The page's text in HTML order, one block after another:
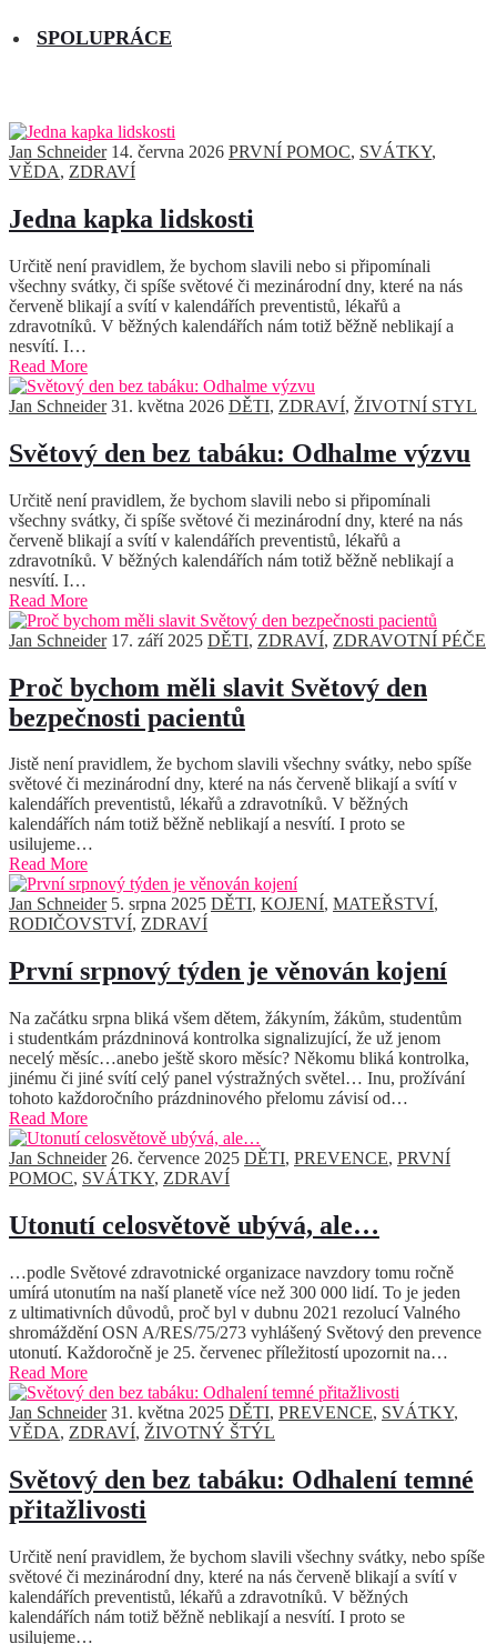
SPOLUPRÁCE
Jan Schneider 14. června 2026 PRVNÍ POMOC, SVÁTKY,
VĚDA, ZDRAVÍ
Jedna kapka lidskosti
Určitě není pravidlem, že bychom slavili nebo si připomínali
všechny svátky, či spíše světové či mezinárodní dny, které na nás
červeně blikají a svítí v kalendářích preventistů, lékařů a
zdravotníků. V běžných kalendářích nám totiž běžně neblikají a
nesvítí. I…
Read More
Jan Schneider 31. května 2026 DĚTI, ZDRAVÍ, ŽIVOTNÍ STYL
Světový den bez tabáku: Odhalme výzvu
Určitě není pravidlem, že bychom slavili nebo si připomínali
všechny svátky, či spíše světové či mezinárodní dny, které na nás
červeně blikají a svítí v kalendářích preventistů, lékařů a
zdravotníků. V běžných kalendářích nám totiž běžně neblikají a
nesvítí. I…
Read More
Jan Schneider 17. září 2025 DĚTI, ZDRAVÍ, ZDRAVOTNÍ PÉČE
Proč bychom měli slavit Světový den
bezpečnosti pacientů
Jistě není pravidlem, že bychom slavili všechny svátky, nebo spíše
světové či mezinárodní dny, které na nás červeně blikají a svítí v
kalendářích preventistů, lékařů a zdravotníků. V běžných
kalendářích nám totiž běžně neblikají a nesvítí. I proto se
usilujeme…
Read More
Jan Schneider 5. srpna 2025 DĚTI, KOJENÍ, MATEŘSTVÍ,
RODIČOVSTVÍ, ZDRAVÍ
První srpnový týden je věnován kojení
Na začátku srpna bliká všem dětem, žákyním, žákům, studentům
i studentkám prázdninová kontrolka signalizující, že už jenom
necelý měsíc…anebo ještě skoro měsíc? Někomu bliká kontrolka,
jinému či jiné svítí celý panel výstražných světel… Inu, prožívání
tohoto každoročního prázdninového přelomu závisí od…
Read More
Jan Schneider 26. července 2025 DĚTI, PREVENCE, PRVNÍ
POMOC, SVÁTKY, ZDRAVÍ
Utonutí celosvětově ubývá, ale…
…podle Světové zdravotnické organizace navzdory tomu ročně
umírá utonutím na naší planetě více než 300 000 lidí. To je jeden
z ultimativních důvodů, proč byl v dubnu 2021 rezolucí Valného
shromáždění OSN A/RES/75/273 vyhlášený Světový den prevence
utonutí. Každoročně je 25. červenec příležitostí upozornit na…
Read More
Jan Schneider 31. května 2025 DĚTI, PREVENCE, SVÁTKY,
VĚDA, ZDRAVÍ, ŽIVOTNÝ ŠTÝL
Světový den bez tabáku: Odhalení temné
přitažlivosti
Určitě není pravidlem, že bychom slavili všechny svátky, nebo spíše
světové či mezinárodní dny, které na nás červeně blikají a svítí v
kalendářích preventistů, lékařů a zdravotníků. V běžných
kalendářích nám totiž běžně neblikají a nesvítí. I proto se
usilujeme…